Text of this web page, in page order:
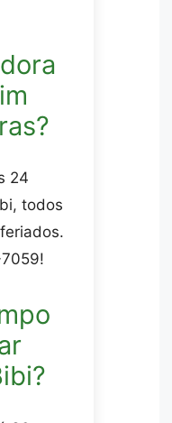
24
todos